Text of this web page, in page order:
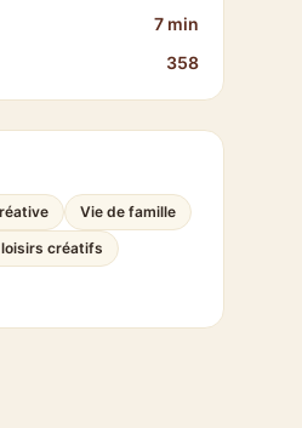
7 min
358
Vie de famille
loisirs créatifs